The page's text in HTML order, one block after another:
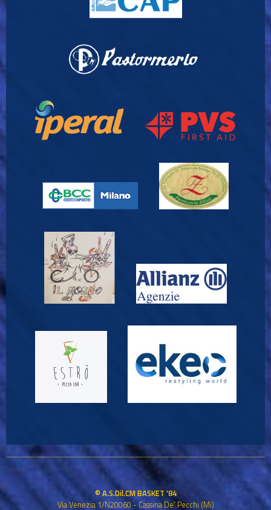
© A.S.Dil.CM BASKET '84
Via Venezia 1/N20060 - Cassina De' Pecchi (Mi)